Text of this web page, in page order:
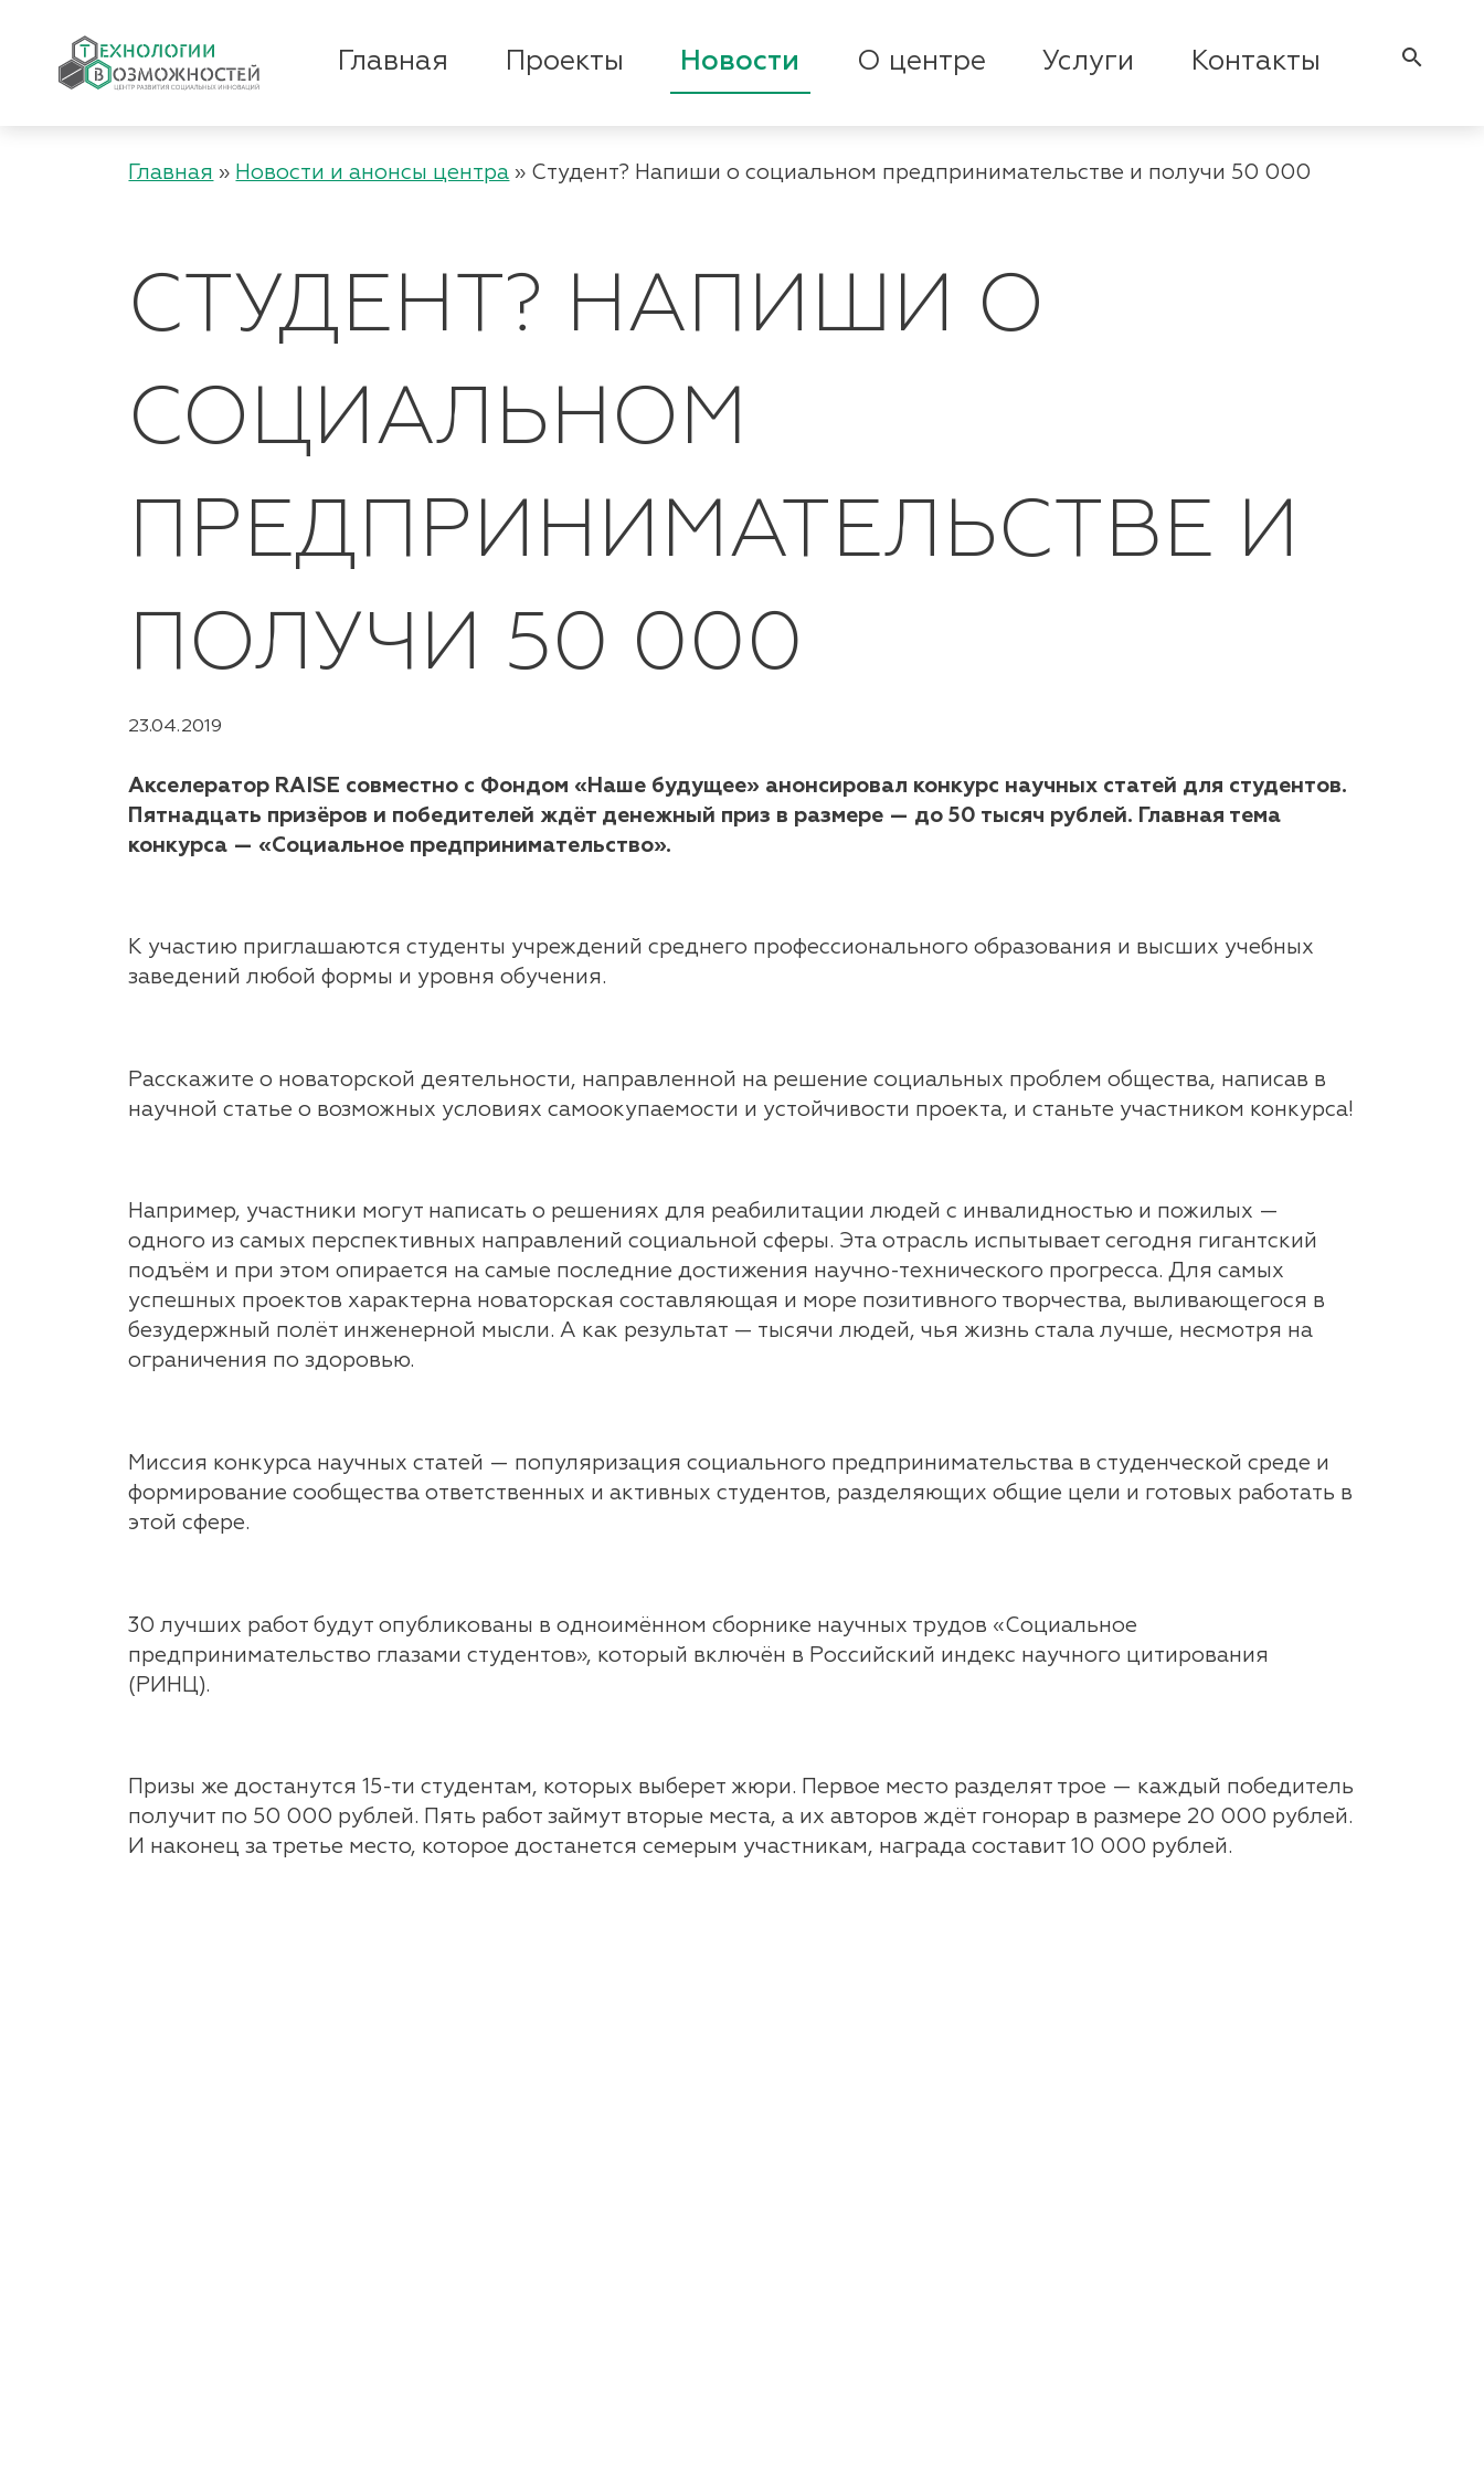
Главная Проекты Новости О центре Услуги Контакты search
Главная » Новости и анонсы центра » Студент? Напиши о социальном предпринимательстве и получи 50 000
СТУДЕНТ? НАПИШИ О
СОЦИАЛЬНОМ
ПРЕДПРИНИМАТЕЛЬСТВЕ И
ПОЛУЧИ 50 000
23.04.2019
Акселератор RAISE совместно с Фондом «Наше будущее» анонсировал конкурс научных статей для студентов.
Пятнадцать призёров и победителей ждёт денежный приз в размере — до 50 тысяч рублей. Главная тема
конкурса — «Социальное предпринимательство».
К участию приглашаются студенты учреждений среднего профессионального образования и высших учебных
заведений любой формы и уровня обучения.
Расскажите о новаторской деятельности, направленной на решение социальных проблем общества, написав в
научной статье о возможных условиях самоокупаемости и устойчивости проекта, и станьте участником конкурса!
Например, участники могут написать о решениях для реабилитации людей с инвалидностью и пожилых —
одного из самых перспективных направлений социальной сферы. Эта отрасль испытывает сегодня гигантский
подъём и при этом опирается на самые последние достижения научно-технического прогресса. Для самых
успешных проектов характерна новаторская составляющая и море позитивного творчества, выливающегося в
безудержный полёт инженерной мысли. А как результат — тысячи людей, чья жизнь стала лучше, несмотря на
ограничения по здоровью.
Миссия конкурса научных статей — популяризация социального предпринимательства в студенческой среде и
формирование сообщества ответственных и активных студентов, разделяющих общие цели и готовых работать в
этой сфере.
30 лучших работ будут опубликованы в одноимённом сборнике научных трудов «Социальное
предпринимательство глазами студентов», который включён в Российский индекс научного цитирования
(РИНЦ).
Призы же достанутся 15-ти студентам, которых выберет жюри. Первое место разделят трое — каждый победитель
получит по 50 000 рублей. Пять работ займут вторые места, а их авторов ждёт гонорар в размере 20 000 рублей.
И наконец за третье место, которое достанется семерым участникам, награда составит 10 000 рублей.